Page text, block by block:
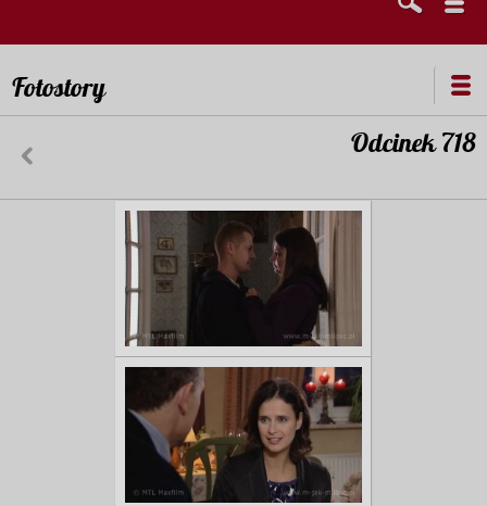
Fotostory
Odcinek 718